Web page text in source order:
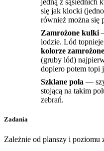
jedną z sąsiednich
się jak klocki
również można się
Zamrożone kulki
lodzie. Lód
kolorze
(gruby lód)
dopiero potem topi
Szklane pola —
stojącą na takim
zebrań.
Zadania
Zależnie od planszy i poziomu